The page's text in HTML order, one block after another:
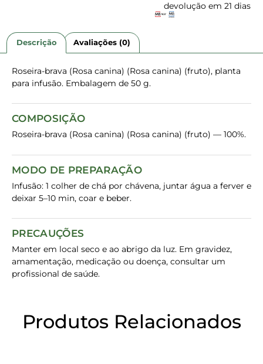
devolução em 21 dias
Descrição Avaliações (0)
Roseira-brava (Rosa canina) (Rosa canina) (fruto), planta
para infusão. Embalagem de 50 g.
COMPOSIÇÃO
Roseira-brava (Rosa canina) (Rosa canina) (fruto) — 100%.
MODO DE PREPARAÇÃO
Infusão: 1 colher de chá por chávena, juntar água a ferver e
deixar 5–10 min, coar e beber.
PRECAUÇÕES
Manter em local seco e ao abrigo da luz. Em gravidez,
amamentação, medicação ou doença, consultar um
profissional de saúde.
Produtos Relacionados